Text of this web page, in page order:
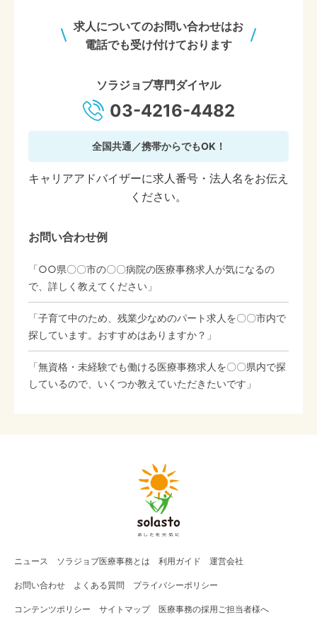
求人についてのお問い合わせはお
電話でも受け付けております
ソラジョブ専門ダイヤル
03-4216-4482
全国共通／携帯からでもOK！
キャリアアドバイザーに求人番号・法人名をお伝え
ください。
お問い合わせ例
「○○県〇〇市の〇〇病院の医療事務求人が気になるの
で、詳しく教えてください」
「子育て中のため、残業少なめのパート求人を〇〇市内で
探しています。おすすめはありますか？」
「無資格・未経験でも働ける医療事務求人を〇〇県内で探
しているので、いくつか教えていただきたいです」
ニュース ソラジョブ医療事務 とは 利用ガイド 運営会社
お問い合わせ よくある質問 プライバシーポリシー
コンテンツポリシー サイトマップ 医療事務の採用ご担当者様へ